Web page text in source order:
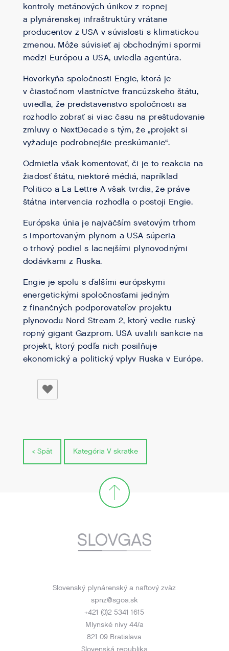
kontroly metánových únikov z ropnej
a plynárenskej infraštruktúry vrátane
producentov z USA v súvislosti s klimatickou
zmenou. Môže súvisieť aj obchodnými spormi
medzi Európou a USA, uviedla agentúra.
Hovorkyňa spoločnosti Engie, ktorá je
v čiastočnom vlastníctve francúzskeho štátu,
uviedla, že predstavenstvo spoločnosti sa
rozhodlo zobrať si viac času na preštudovanie
zmluvy o NextDecade s tým, že „projekt si
vyžaduje podrobnejšie preskúmanie“.
Odmietla však komentovať, či je to reakcia na
žiadosť štátu, niektoré médiá, napríklad
Politico a La Lettre A však tvrdia, že práve
štátna intervencia rozhodla o postoji Engie.
Európska únia je najväčším svetovým trhom
s importovaným plynom a USA súperia
o trhový podiel s lacnejšími plynovodnými
dodávkami z Ruska.
Engie je spolu s ďalšími európskymi
energetickými spoločnosťami jedným
z finančných podporovateľov projektu
plynovodu Nord Stream 2, ktorý vedie ruský
ropný gigant Gazprom. USA uvalili sankcie na
projekt, ktorý podľa nich posilňuje
ekonomický a politický vplyv Ruska v Európe.
< Spät Kategória V skratke
Slovenský plynárenský a naftový zväz
spnz@sgoa.sk
+421 (0)2 5341 1615
Mlynské nivy 44/a
821 09 Bratislava